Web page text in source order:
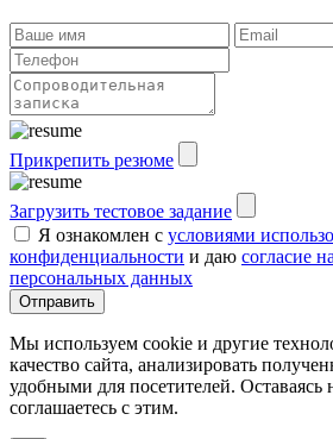
Прикрепить резюме
Загрузить тестовое задание
Я ознакомлен с условиями
конфиденциальности и даю согласие
персональных данных
Отправить
Мы используем cookie и другие
качество сайта, анализировать
удобными для посетителей. Оставаясь
соглашаетесь с этим.